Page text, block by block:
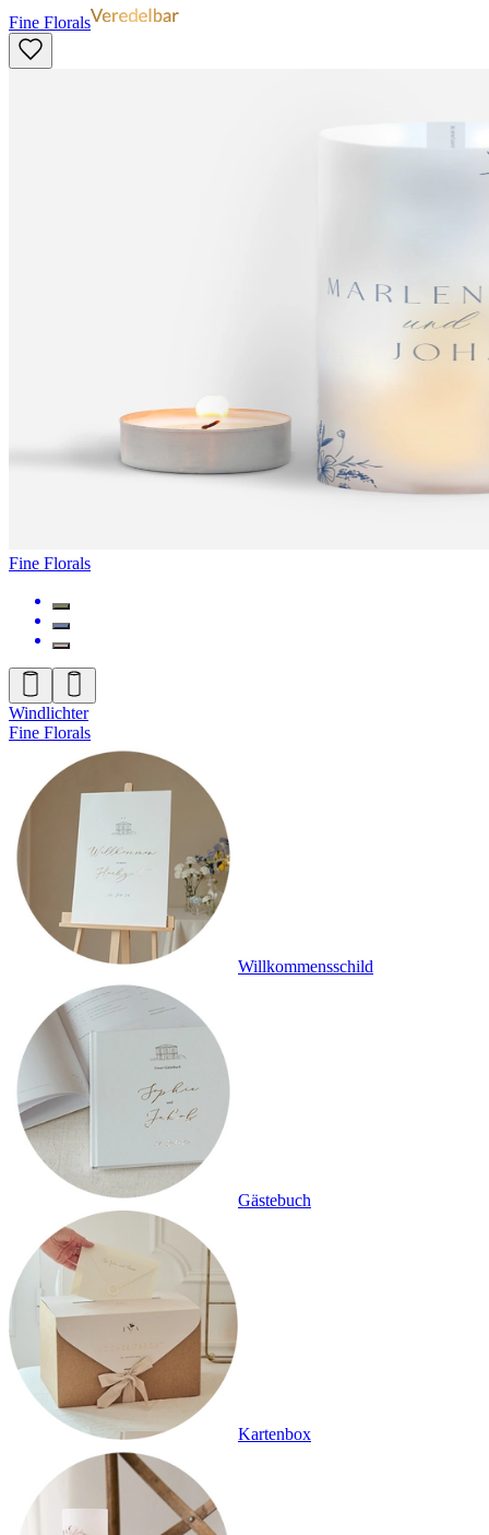
Fine Florals
Fine Florals
Windlichter
Fine Florals
Willkommensschild
Gästebuch
Kartenbox